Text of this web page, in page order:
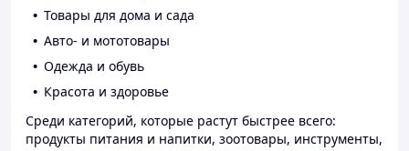
Товары для дома и сада
Авто- и мототовары
Одежда и обувь
Красота и здоровье
Среди категорий, которые растут быстрее всего:
продукты питания и напитки, зоотовары, инструменты,